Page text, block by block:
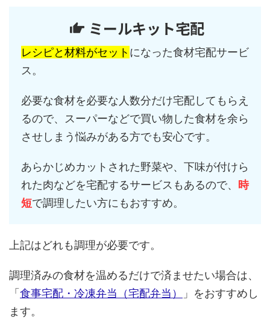
ミールキット宅配
レシピと材料がセット になった食材宅配サービ
ス。
必要な食材を必要な人数分だけ宅配してもらえ
るので、スーパーなどで買い物した食材を余ら
させしまう悩みがある方でも安心です。
あらかじめカットされた野菜や、下味が付けら
れた肉などを宅配するサービスもあるので、
時
短で調理したい方にもおすすめ。
上記はどれも調理が必要です。
調理済みの食材を温めるだけで済ませたい場合は、
「 食事宅配・冷凍弁当（宅配弁当）
」をおすすめし
ます。